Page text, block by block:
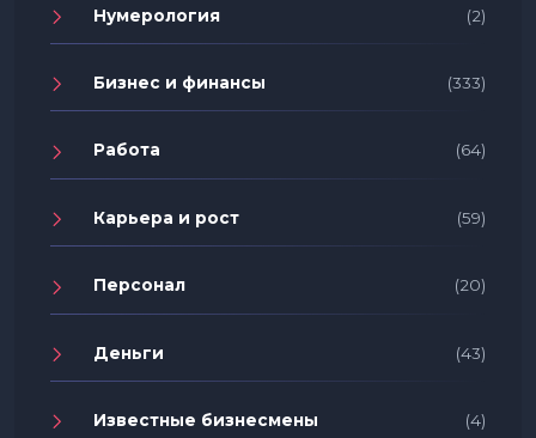
Нумерология (2)
Бизнес и финансы (333)
Работа (64)
Карьера и рост (59)
Персонал (20)
Деньги (43)
Известные бизнесмены (4)